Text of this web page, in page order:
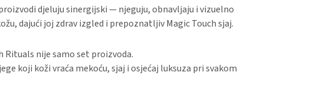
djeluju sinergijski — njeguju, obnavljaju i vizuelno
dajući joj zdrav izgled i prepoznatljiv Magic Touch sjaj.
Rituals nije samo set proizvoda.
koji koži vraća mekoću, sjaj i osjećaj luksuza pri svakom